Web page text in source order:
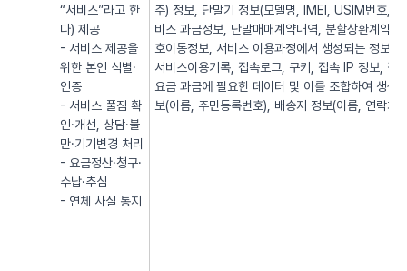
“서비스”라고 한
다) 제공
- 서비스 제공을
위한 본인 식별·
인증
- 서비스 풀짐 확
인·개선, 상담·불
만·기기변경 처리
- 요금정산·청구·
수납·추심
- 연체 사실 통지
주) 정보, 단말기 정보(모델명, IMEI, USIM번호,
비스 과금정보, 단말매매계약내역, 분할상환계약
호이동정보, 서비스 이용과정에서 생성되는 정보(
서비스이용기록, 접속로그, 쿠키, 접속 IP 정보, 결
요금 과금에 필요한 데이터 및 이를 조합하여 생
보(이름, 주민등록번호), 배송지 정보(이름, 연락처,